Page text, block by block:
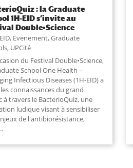
: la Graduate
1H-EID s’invite au
Double•Science
, Evenement,Graduate
, UPCité
du Festival Double•Science,
School One Health –
Infectious Diseases (1H-EID) a
connaissances du grand
à travers le BacterioQuiz, une
ludique visant à sensibiliser
de l'antibiorésistance,